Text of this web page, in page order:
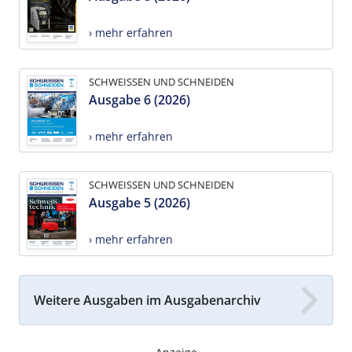
› mehr erfahren
SCHWEISSEN UND SCHNEIDEN
Ausgabe 6 (2026)
› mehr erfahren
SCHWEISSEN UND SCHNEIDEN
Ausgabe 5 (2026)
› mehr erfahren
Weitere Ausgaben im Ausgabenarchiv